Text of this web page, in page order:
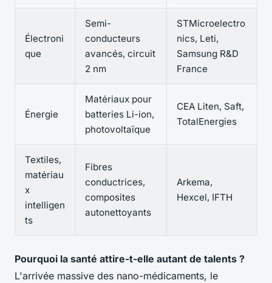
Électroni
que
Semi-
conducteurs
avancés, circuit
2 nm
STMicroelectro
nics, Leti,
Samsung R&D
France
Énergie
Matériaux pour
batteries Li-ion,
photovoltaïque
CEA Liten, Saft,
TotalEnergies
Textiles,
matériau
x
intelligen
ts
Fibres
conductrices,
composites
autonettoyants
Arkema,
Hexcel, IFTH
Pourquoi la santé attire-t-elle autant de talents ?
L'arrivée massive des nano-médicaments, le